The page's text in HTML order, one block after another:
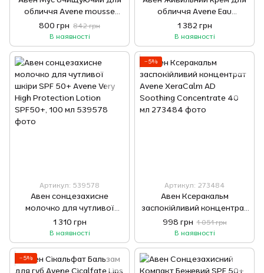
обличчя Avene mousse
nettoyante 150 мл
800 грн 842 грн
В наявності
обличчя Avene Eau
Thermale Revitalizing
Nourishing Cream 50 мл
1 382 грн
В наявності
Артикул: 539578
Авен сонцезахисне
молочко для чутливої
шкіри SPF 50+ Avene Very
High Protection Lotion
SPF50+, 100 мл
1 310 грн
В наявності
−5%
Артикул: 273484
Авен Ксеракальм
заспокійливий концентрат
Avene XeraCalm AD
Soothing Concentrate 40
мл
998 грн 1 051 грн
В наявності
−5%